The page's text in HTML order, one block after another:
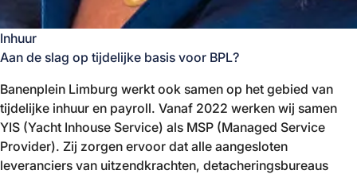
Inhuur
Aan de slag op tijdelijke basis voor BPL?
Banenplein Limburg werkt ook samen op het gebied van
tijdelijke inhuur en payroll. Vanaf 2022 werken wij samen
YIS (Yacht Inhouse Service) als MSP (Managed Service
Provider). Zij zorgen ervoor dat alle aangesloten
leveranciers van uitzendkrachten, detacheringsbureaus